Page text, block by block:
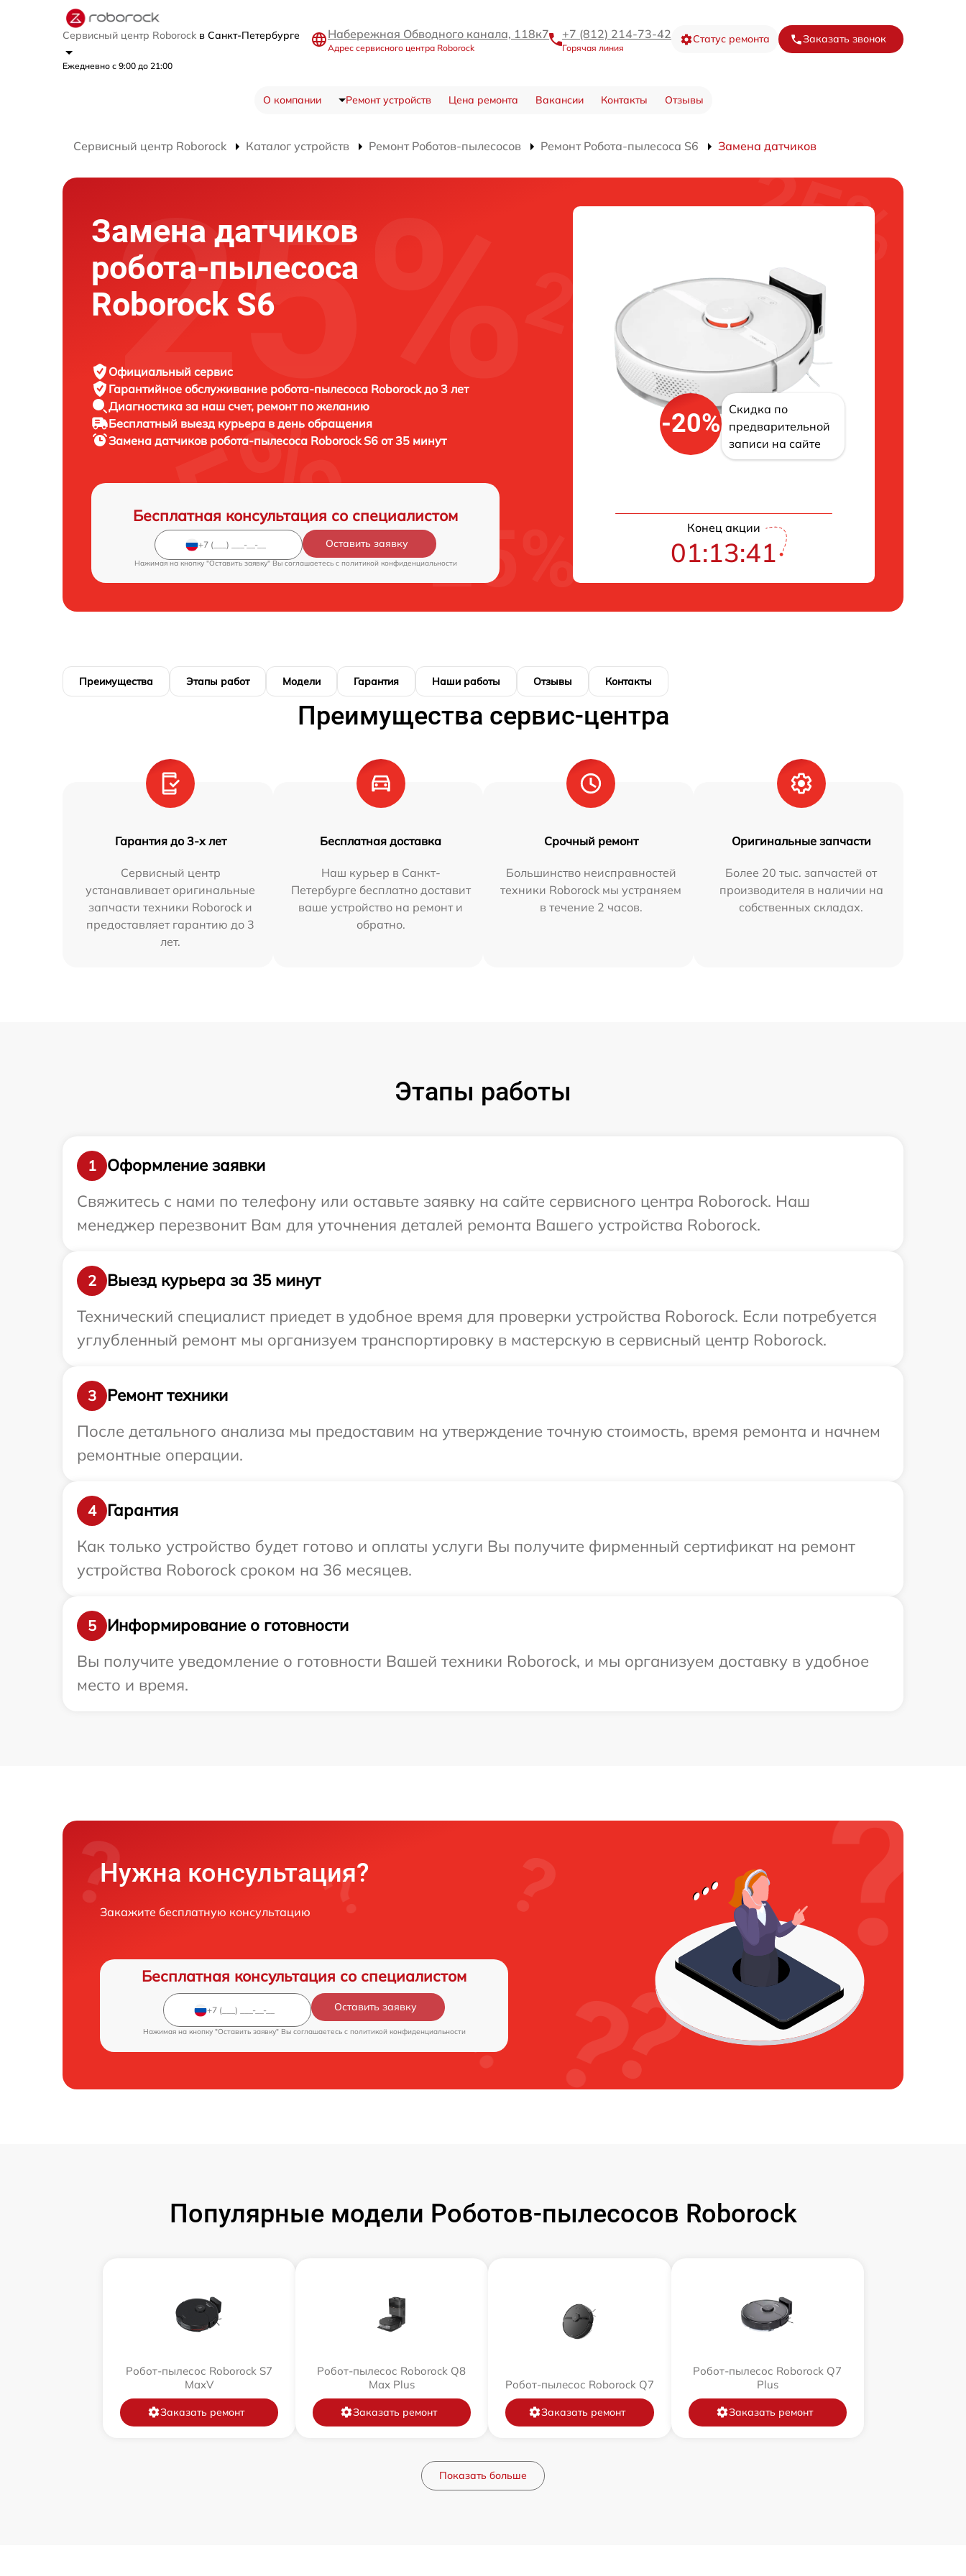
Сервисный центр Roborock в Санкт-Петербурге
Ежедневно с 9:00 до 21:00
Набережная Обводного канала, 118к7
Адрес сервисного центра Roborock
+7 (812) 214-73-42
Горячая линия
Статус ремонта Заказать звонок
О компании Ремонт устройств Цена ремонта Вакансии Контакты Отзывы
Сервисный центр Roborock Каталог устройств Ремонт Роботов-пылесосов Ремонт Робота-пылесоса S6 Замена датчиков
Замена датчиков
робота-пылесоса
Roborock S6
Официальный сервис
Гарантийное обслуживание робота-пылесоса Roborock до 3 лет
Диагностика за наш счет, ремонт по желанию
Бесплатный выезд курьера в день обращения
Замена датчиков робота-пылесоса Roborock S6 от 35 минут
Бесплатная консультация со специалистом
Оставить заявку
Нажимая на кнопку "Оставить заявку" Вы соглашаетесь c политикой конфиденциальности
-20%
Скидка по
предварительной
записи на сайте
Конец акции
01:13:40
Преимущества Этапы работ Модели Гарантия Наши работы Отзывы Контакты
Преимущества сервис-центра
Гарантия до 3-х лет
Сервисный центр
устанавливает оригинальные
запчасти техники Roborock и
предоставляет гарантию до 3
лет.
Бесплатная доставка
Наш курьер в Санкт-
Петербурге бесплатно доставит
ваше устройство на ремонт и
обратно.
Срочный ремонт
Большинство неисправностей
техники Roborock мы устраняем
в течение 2 часов.
Оригинальные запчасти
Более 20 тыс. запчастей от
производителя в наличии на
собственных складах.
Этапы работы
1
Оформление заявки
Свяжитесь с нами по телефону или оставьте заявку на сайте сервисного центра Roborock. Наш
менеджер перезвонит Вам для уточнения деталей ремонта Вашего устройства Roborock.
2
Выезд курьера за 35 минут
Технический специалист приедет в удобное время для проверки устройства Roborock. Если потребуется
углубленный ремонт мы организуем транспортировку в мастерскую в сервисный центр Roborock.
3
Ремонт техники
После детального анализа мы предоставим на утверждение точную стоимость, время ремонта и начнем
ремонтные операции.
4
Гарантия
Как только устройство будет готово и оплаты услуги Вы получите фирменный сертификат на ремонт
устройства Roborock сроком на 36 месяцев.
5
Информирование о готовности
Вы получите уведомление о готовности Вашей техники Roborock, и мы организуем доставку в удобное
место и время.
Нужна консультация?
Закажите бесплатную консультацию
Бесплатная консультация со специалистом
Оставить заявку
Нажимая на кнопку "Оставить заявку" Вы соглашаетесь c политикой конфиденциальности
Популярные модели Роботов-пылесосов Roborock
Робот-пылесос Roborock S7
MaxV
Заказать ремонт
Робот-пылесос Roborock Q8
Max Plus
Заказать ремонт
Робот-пылесос Roborock Q7
Заказать ремонт
Робот-пылесос Roborock Q7
Plus
Заказать ремонт
Показать больше